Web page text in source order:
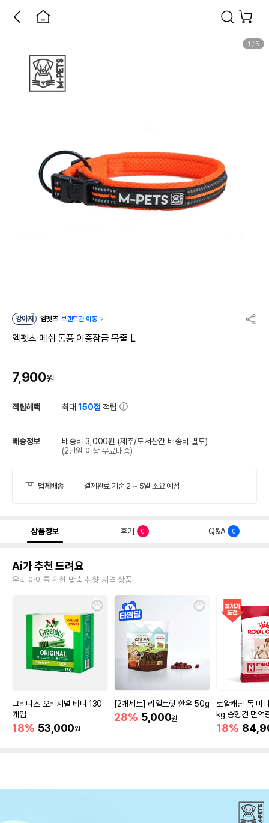
1 / 5
강아지 엠펫츠 브랜드관 이동
엠펫츠 메쉬 통풍 이중잠금 목줄 L
7,900원
적립혜택 최대150점 적립
배송정보 배송비 3,000원 (제주/도서산간 배송비 별도)
(2만원 이상 무료배송)
업체배송 결제완료 기준 2 ~ 5일 소요 예정
상품정보 후기 0 Q&A 0
Ai가 추천 드려요
우리 아이를 위한 맞춤 취향 저격 상품
그리니즈 오리지널 티니 130
개입
18% 53,000원
[2개세트] 리얼트릿 한우 50g
28% 5,000원
로얄캐닌 독 미
kg 중형견 면역
18%